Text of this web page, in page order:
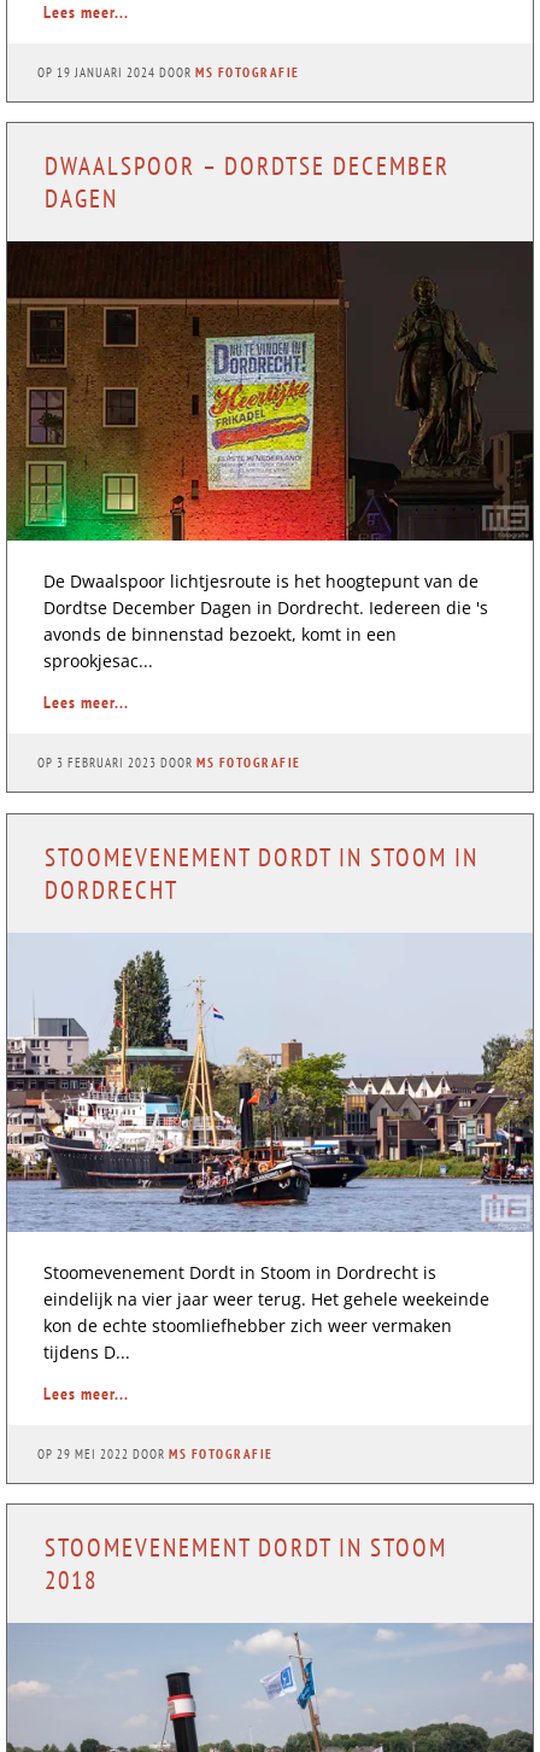
Lees meer...
OP 19 JANUARI 2024 DOORMS FOTOGRAFIE
DWAALSPOOR – DORDTSE DECEMBER
DAGEN
De Dwaalspoor lichtjesroute is het hoogtepunt van de
Dordtse December Dagen in Dordrecht. Iedereen die 's
avonds de binnenstad bezoekt, komt in een
sprookjesac...
Lees meer...
OP3 FEBRUARI 2023 DOORMS FOTOGRAFIE
STOOMEVENEMENT DORDT IN STOOM IN
DORDRECHT
Stoomevenement Dordt in Stoom in Dordrecht is
eindelijk na vier jaar weer terug. Het gehele weekeinde
kon de echte stoomliefhebber zich weer vermaken
tijdens D...
Lees meer...
OP29 MEI 2022 DOORMS FOTOGRAFIE
STOOMEVENEMENT DORDT IN STOOM
2018